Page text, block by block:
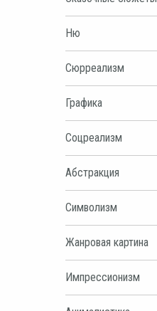
Ню
Сюрреализм
Графика
Соцреализм
Абстракция
Символизм
Жанровая картина
Импрессионизм